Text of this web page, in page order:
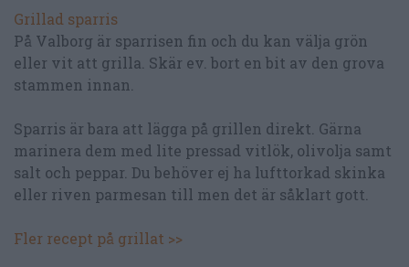
Grillad sparris
På Valborg är sparrisen fin och du kan välja grön
eller vit att grilla. Skär ev. bort en bit av den grova
stammen innan.
Sparris är bara att lägga på grillen direkt. Gärna
marinera dem med lite pressad vitlök, olivolja samt
salt och peppar. Du behöver ej ha lufttorkad skinka
eller riven parmesan till men det är såklart gott.
Fler recept på grillat >>